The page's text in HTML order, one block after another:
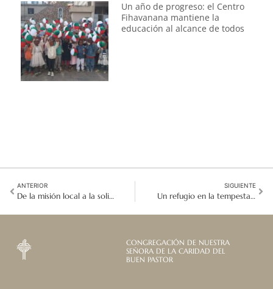
Un año de progreso: el Centro
Fihavanana mantiene la
educación al alcance de todos
ANTERIOR
De la misión local a la solidaridad global: hermanas reflexionan sobre sus prácticas en la GSIF en Roma
SIGUIENTE
Un refugio en la tempestad: Los cuidados a las víctimas de violencia doméstica
CONGREGACIÓN DE NUESTRA
SEÑORA DE LA CARIDAD DEL
BUEN PASTOR